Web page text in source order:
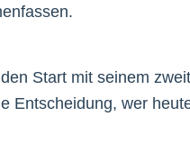
Start mit seinem
Entscheidung, wer